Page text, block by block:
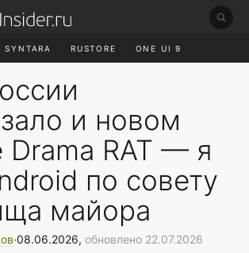
SYNTARA RUSTORE ONE UI 9
и новом
Drama RAT — я
по совету
майора
∙08.06.2026, обновлено 22.07.2026